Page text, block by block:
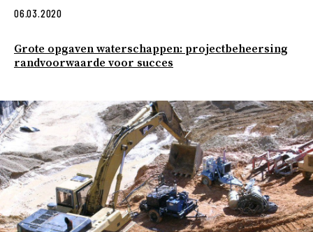
06.03.2020
Grote opgaven waterschappen: projectbeheersing
randvoorwaarde voor succes